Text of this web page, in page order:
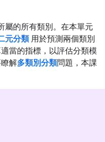
屬的所有類別。在本單元
元分類用於預測兩個類別
當的指標，以評估分類模
解多類別分類問題，本課